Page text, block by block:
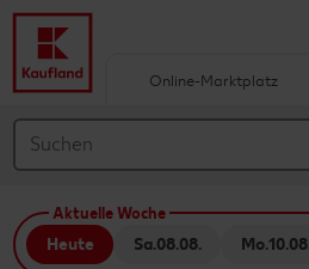
Hauptinhalt
Footer
Online-Marktplatz
Aktuelle Woche
Heute Sa.08.08. Mo.